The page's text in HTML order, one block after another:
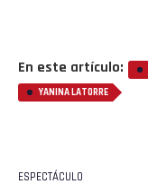
En este artículo:
YANINA LATORRE
ESPECTÁCULO